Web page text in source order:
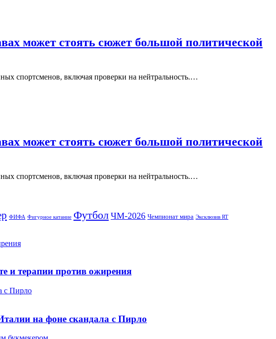
может стоять сюжет большой политической
спортсменов, включая проверки на нейтральность.…
может стоять сюжет большой политической
спортсменов, включая проверки на нейтральность.…
ФИФА Фигурное катание Футбол ЧМ-2026 Чемпионат мира Эксклюзив RT
и терапии против ожирения
с Пирло
на фоне скандала с Пирло